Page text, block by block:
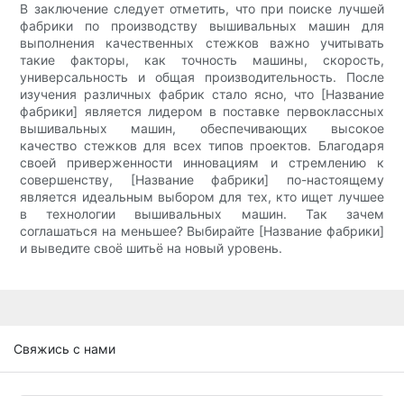
В заключение следует отметить, что при поиске лучшей
фабрики по производству вышивальных машин для
выполнения качественных стежков важно учитывать
такие факторы, как точность машины, скорость,
универсальность и общая производительность. После
изучения различных фабрик стало ясно, что [Название
фабрики] является лидером в поставке первоклассных
вышивальных машин, обеспечивающих высокое
качество стежков для всех типов проектов. Благодаря
своей приверженности инновациям и стремлению к
совершенству, [Название фабрики] по-настоящему
является идеальным выбором для тех, кто ищет лучшее
в технологии вышивальных машин. Так зачем
соглашаться на меньшее? Выбирайте [Название фабрики]
и выведите своё шитьё на новый уровень.
Свяжись с нами